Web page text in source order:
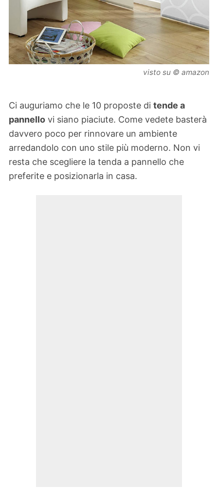
visto su © amazon
Ci auguriamo che le 10 proposte di tende a
pannello vi siano piaciute. Come vedete basterà
davvero poco per rinnovare un ambiente
arredandolo con uno stile più moderno. Non vi
resta che scegliere la tenda a pannello che
preferite e posizionarla in casa.